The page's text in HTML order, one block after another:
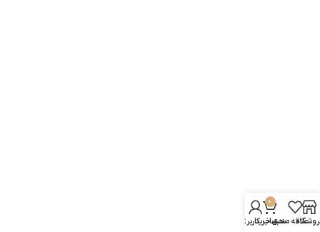
علاقه مندی
0
سبد خرید
حساب کاربری من